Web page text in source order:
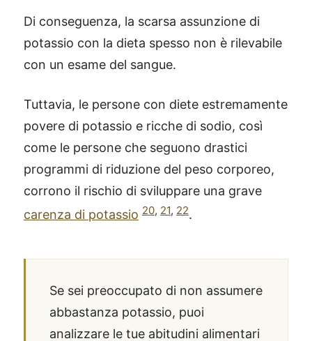
Di conseguenza, la scarsa assunzione di
potassio con la dieta spesso non è rilevabile
con un esame del sangue.
Tuttavia, le persone con diete estremamente
povere di potassio e ricche di sodio, così
come le persone che seguono drastici
programmi di riduzione del peso corporeo,
corrono il rischio di sviluppare una grave
carenza di potassio 20, 21, 22.
Se sei preoccupato di non assumere
abbastanza potassio, puoi
analizzare le tue abitudini alimentari